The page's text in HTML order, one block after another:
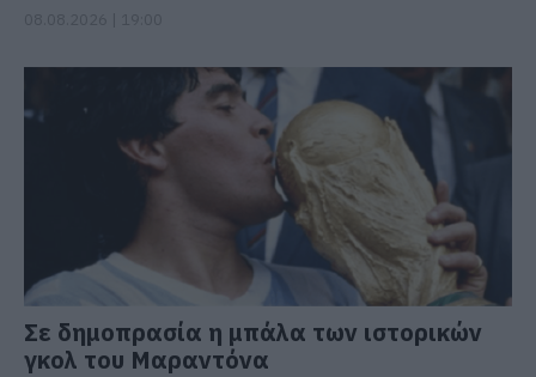
Σε δημοπρασία η μπάλα των ιστορικών
γκολ του Μαραντόνα